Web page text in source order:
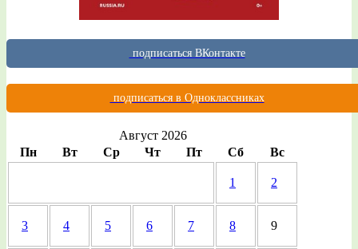
подписаться ВКонтакте
подписаться в Одноклассниках
Август 2026
Пн
Вт Ср Чт Пт Сб Вс
1 2
3 4 5 6 7 8 9